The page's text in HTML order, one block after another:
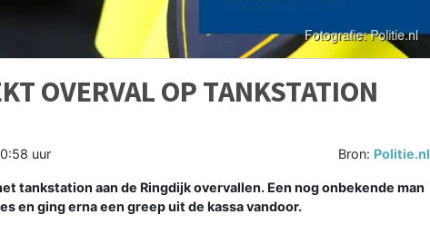
OVERVAL OP TANKSTATION
uur Bron: Politie.nl
tankstation aan de Ringdijk overvallen. Een nog onbekende man
en ging erna een greep uit de kassa vandoor.